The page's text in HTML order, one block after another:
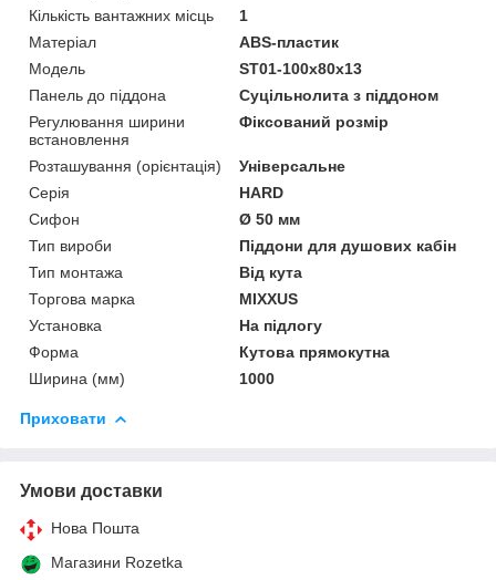
Кількість вантажних місць
1
Матеріал
ABS-пластик
Мoдель
ST01-100x80x13
Панель до піддона
Суцільнолита з піддоном
Регулювання ширини
встановлення
Фіксований розмір
Розташування (орієнтація)
Універсальне
Серія
HARD
Сифон
Ø 50 мм
Тип вироби
Піддони для душових кабін
Тип монтажа
Від кута
Торгова марка
MIXXUS
Установка
На підлогу
Форма
Кутова прямокутна
Ширина (мм)
1000
Приховати
Умови доставки
Нова Пошта
Магазини Rozetka